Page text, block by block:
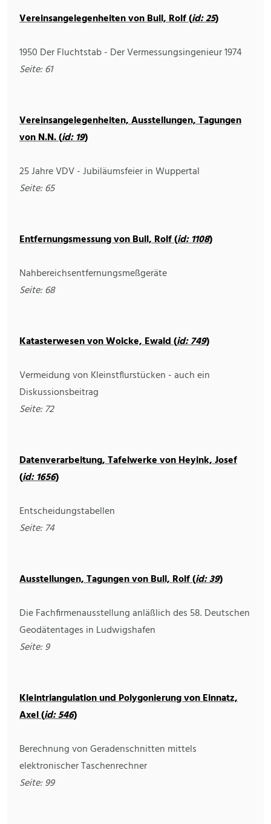
Vereinsangelegenheiten von Bull, Rolf (id: 25)
1950 Der Fluchtstab - Der Vermessungsingenieur 1974
Seite: 61
Vereinsangelegenheiten, Ausstellungen, Tagungen
von N.N. (id: 19)
25 Jahre VDV - Jubiläumsfeier in Wuppertal
Seite: 65
Entfernungsmessung von Bull, Rolf (id: 1108)
Nahbereichsentfernungsmeßgeräte
Seite: 68
Katasterwesen von Woicke, Ewald (id: 749)
Vermeidung von Kleinstflurstücken - auch ein
Diskussionsbeitrag
Seite: 72
Datenverarbeitung, Tafelwerke von Heyink, Josef
(id: 1656)
Entscheidungstabellen
Seite: 74
Ausstellungen, Tagungen von Bull, Rolf (id: 39)
Die Fachfirmenausstellung anläßlich des 58. Deutschen
Geodätentages in Ludwigshafen
Seite: 9
Kleintriangulation und Polygonierung von Einnatz,
Axel (id: 546)
Berechnung von Geradenschnitten mittels
elektronischer Taschenrechner
Seite: 99